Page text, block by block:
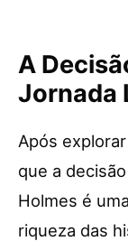
A
Jornada
Após
que a
Holmes é
riqueza das